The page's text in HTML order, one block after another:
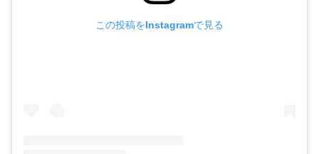
この投稿をInstagramで見る